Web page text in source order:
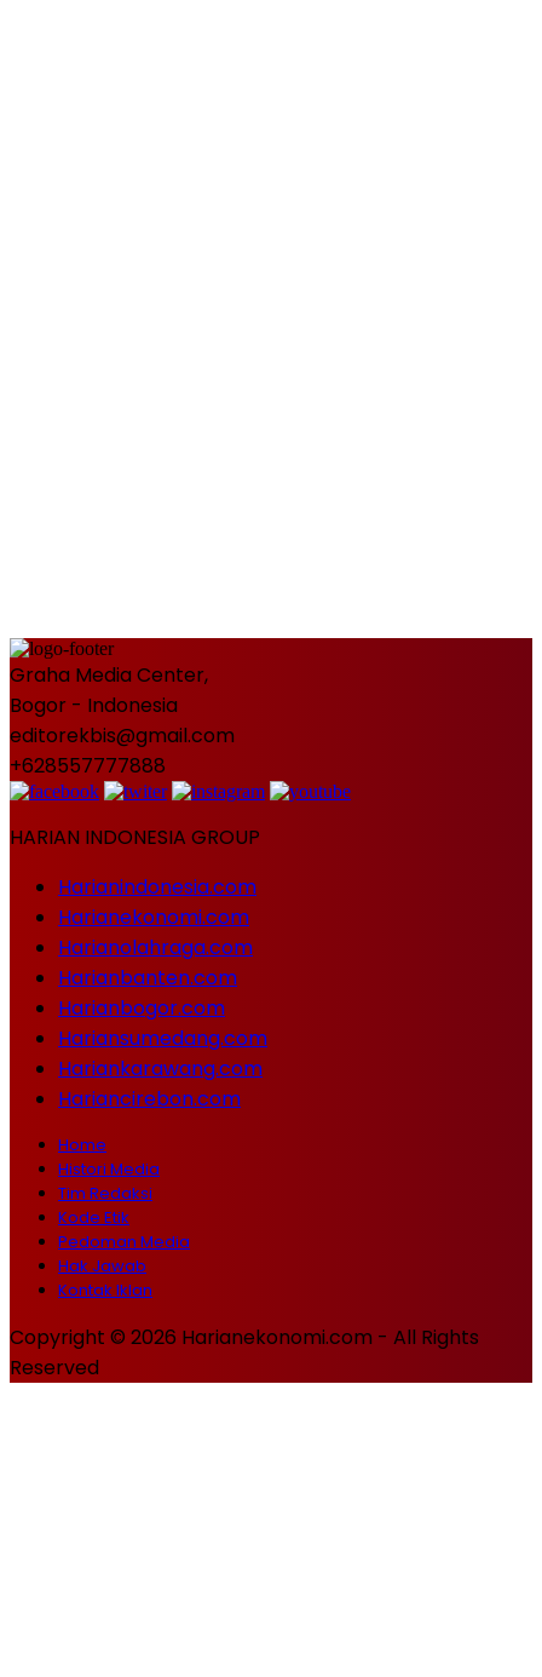
Graha Media Center,
Bogor - Indonesia
editorekbis@gmail.com
+628557777888
HARIAN INDONESIA GROUP
Harianindonesia.com
Harianekonomi.com
Harianolahraga.com
Harianbanten.com
Harianbogor.com
Hariansumedang.com
Hariankarawang.com
Hariancirebon.com
Home
Histori Media
Tim Redaksi
Kode Etik
Pedoman Media
Hak Jawab
Kontak Iklan
Copyright © 2026 Harianekonomi.com - All Rights
Reserved